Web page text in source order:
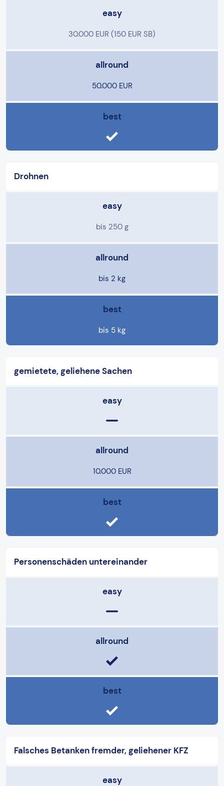
easy
30.000 EUR (150 EUR SB)
allround
50.000 EUR
best
Drohnen
easy
bis 250 g
allround
bis 2 kg
best
bis 5 kg
gemietete, geliehene Sachen
easy
allround
10.000 EUR
best
Personenschäden untereinander
easy
allround
best
Falsches Betanken fremder, geliehener KFZ
easy